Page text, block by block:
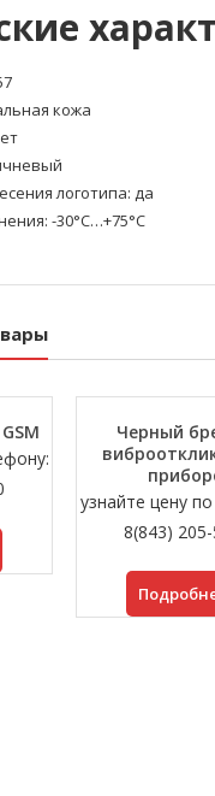
кожа
логотипа: да
-30°С…+75°С
Черный
узнайте цену
8(843)